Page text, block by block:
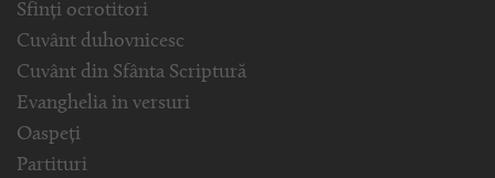
Sfinți ocrotitori
Cuvânt duhovnicesc
Cuvânt din Sfânta Scriptură
Evanghelia in versuri
Oaspeți
Partituri